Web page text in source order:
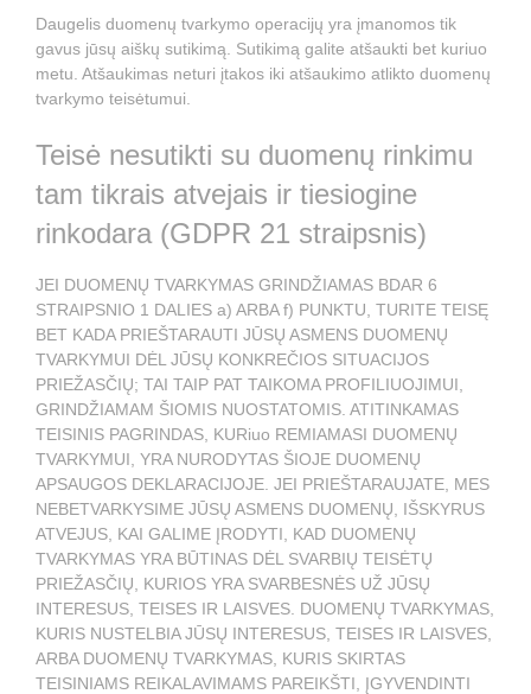
Daugelis duomenų tvarkymo operacijų yra įmanomos tik
gavus jūsų aiškų sutikimą. Sutikimą galite atšaukti bet kuriuo
metu. Atšaukimas neturi įtakos iki atšaukimo atlikto duomenų
tvarkymo teisėtumui.
Teisė nesutikti su duomenų rinkimu
tam tikrais atvejais ir tiesiogine
rinkodara (GDPR 21 straipsnis)
JEI DUOMENŲ TVARKYMAS GRINDŽIAMAS BDAR 6
STRAIPSNIO 1 DALIES a) ARBA f) PUNKTU, TURITE TEISĘ
BET KADA PRIEŠTARAUTI JŪSŲ ASMENS DUOMENŲ
TVARKYMUI DĖL JŪSŲ KONKREČIOS SITUACIJOS
PRIEŽASČIŲ; TAI TAIP PAT TAIKOMA PROFILIUOJIMUI,
GRINDŽIAMAM ŠIOMIS NUOSTATOMIS. ATITINKAMAS
TEISINIS PAGRINDAS, KURiuo REMIAMASI DUOMENŲ
TVARKYMUI, YRA NURODYTAS ŠIOJE DUOMENŲ
APSAUGOS DEKLARACIJOJE. JEI PRIEŠTARAUJATE, MES
NEBETVARKYSIME JŪSŲ ASMENS DUOMENŲ, IŠSKYRUS
ATVEJUS, KAI GALIME ĮRODYTI, KAD DUOMENŲ
TVARKYMAS YRA BŪTINAS DĖL SVARBIŲ TEISĖTŲ
PRIEŽASČIŲ, KURIOS YRA SVARBESNĖS UŽ JŪSŲ
INTERESUS, TEISES IR LAISVES. DUOMENŲ TVARKYMAS,
KURIS NUSTELBIA JŪSŲ INTERESUS, TEISES IR LAISVES,
ARBA DUOMENŲ TVARKYMAS, KURIS SKIRTAS
TEISINIAMS REIKALAVIMAMS PAREIKŠTI, ĮGYVENDINTI